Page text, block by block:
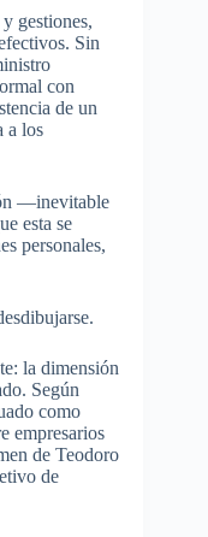
gestiones,
Sin
con
de un
a los
—inevitable
esta se
personales,
la dimensión
Según
como
empresarios
de Teodoro
de